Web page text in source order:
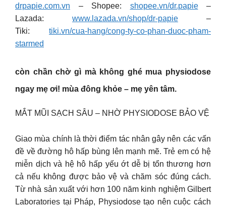
drpapie.com.vn – Shopee: shopee.vn/dr.papie–
Lazada: www.lazada.vn/shop/dr-papie –
Tiki: tiki.vn/cua-hang/cong-ty-co-phan-duoc-pham-
starmed
còn chần chờ gì mà không ghé mua physiodose
ngay mẹ ơi! mùa đông khỏe – mẹ yên tâm.
MẮT MŨI SẠCH SÂU – NHỜ PHYSIODOSE BẢO VỆ
Giao mùa chính là thời điểm tác nhân gây nên các vấn
đề về đường hô hấp bùng lên mạnh mẽ. Trẻ em có hệ
miễn dịch và hệ hô hấp yếu ớt dễ bị tổn thương hơn
cả nếu không được bảo vệ và chăm sóc đúng cách.
Từ nhà sản xuất với hơn 100 năm kinh nghiệm Gilbert
Laboratories tại Pháp, Physiodose tạo nên cuộc cách